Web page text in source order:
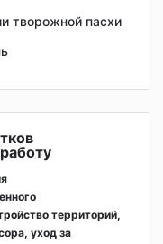
творожной пасхи
территорий,
уход за